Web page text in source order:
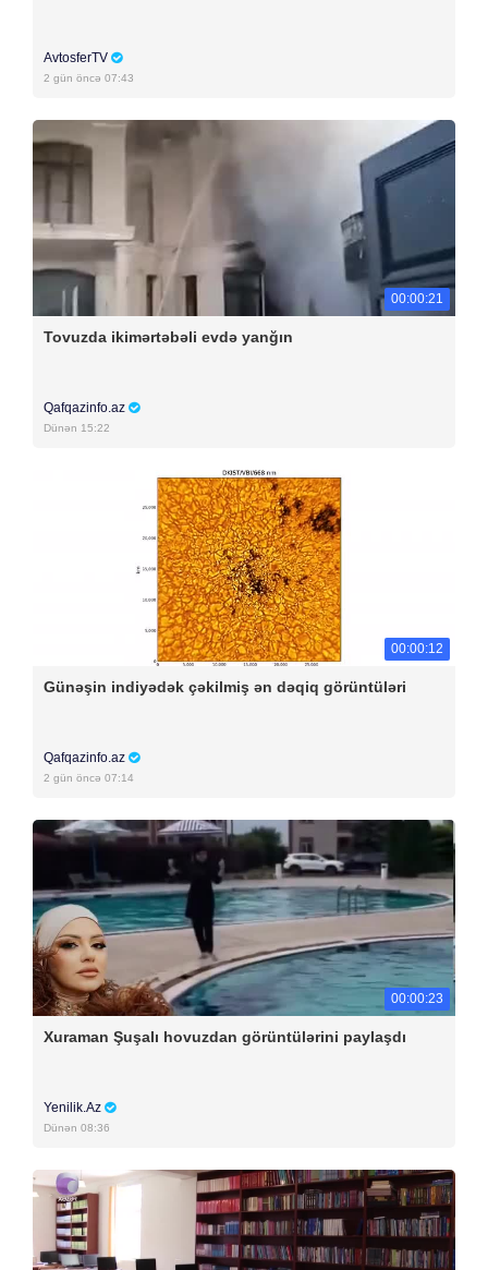
AvtosferTV
2 gün öncə 07:43
00:00:21
Tovuzda ikimərtəbəli evdə yanğın
Qafqazinfo.az
Dünən 15:22
00:00:12
Günəşin indiyədək çəkilmiş ən dəqiq görüntüləri
Qafqazinfo.az
2 gün öncə 07:14
00:00:23
Xuraman Şuşalı hovuzdan görüntülərini paylaşdı
Yenilik.Az
Dünən 08:36